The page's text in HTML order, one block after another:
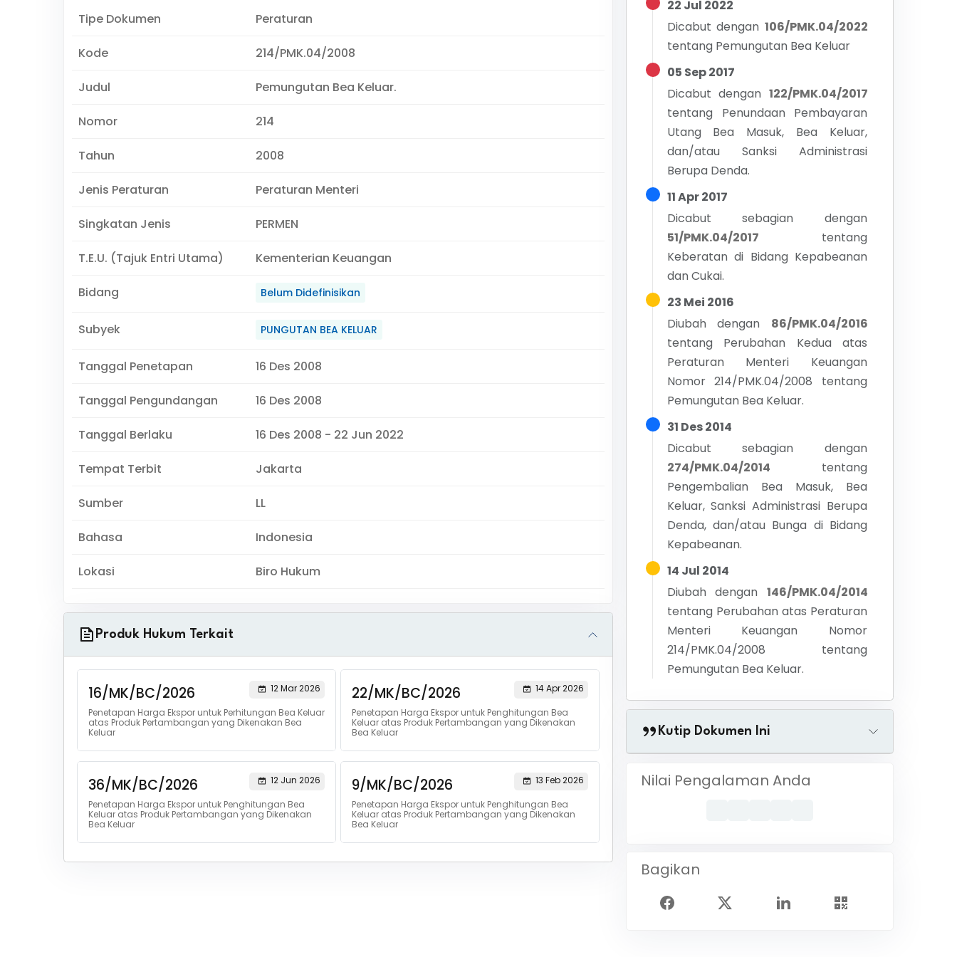
Tipe Dokumen Peraturan
Kode 214/PMK.04/2008
Judul Pemungutan Bea Keluar.
Nomor 214
Tahun 2008
Jenis Peraturan Peraturan Menteri
Singkatan Jenis PERMEN
T.E.U. (Tajuk Entri Utama) Kementerian Keuangan
Bidang Belum Didefinisikan
Subyek PUNGUTAN BEA KELUAR
Tanggal Penetapan 16 Des 2008
Tanggal Pengundangan 16 Des 2008
Tanggal Berlaku 16 Des 2008 - 22 Jun 2022
Tempat Terbit Jakarta
Sumber LL
Bahasa Indonesia
Lokasi Biro Hukum
Produk Hukum Terkait
16/MK/BC/2026
12 Mar 2026
Penetapan Harga Ekspor untuk Perhitungan Bea Keluar
atas Produk Pertambangan yang Dikenakan Bea
Keluar
22/MK/BC/2026
14 Apr 2026
Penetapan Harga Ekspor untuk Penghitungan Bea
Keluar atas Produk Pertambangan yang Dikenakan
Bea Keluar
36/MK/BC/2026
12 Jun 2026
Penetapan Harga Ekspor untuk Penghitungan Bea
Keluar atas Produk Pertambangan yang Dikenakan
Bea Keluar
9/MK/BC/2026
13 Feb 2026
Penetapan Harga Ekspor untuk Penghitungan Bea
Keluar atas Produk Pertambangan yang Dikenakan
Bea Keluar
22 Jul 2022
Dicabut dengan 106/PMK.04/2022
tentang Pemungutan Bea Keluar
05 Sep 2017
Dicabut dengan 122/PMK.04/2017
tentang Penundaan Pembayaran
Utang Bea Masuk, Bea Keluar,
dan/atau Sanksi Administrasi
Berupa Denda.
11 Apr 2017
Dicabut sebagian dengan
51/PMK.04/2017
tentang
Keberatan di Bidang Kepabeanan
dan Cukai.
23 Mei 2016
Diubah dengan
86/PMK.04/2016
tentang Perubahan Kedua atas
Peraturan Menteri Keuangan
Nomor 214/PMK.04/2008 tentang
Pemungutan Bea Keluar.
31 Des 2014
Dicabut sebagian dengan
274/PMK.04/2014
tentang
Pengembalian Bea Masuk, Bea
Keluar, Sanksi Administrasi Berupa
Denda, dan/atau Bunga di Bidang
Kepabeanan.
14 Jul 2014
Diubah dengan 146/PMK.04/2014
tentang Perubahan atas Peraturan
Menteri Keuangan Nomor
214/PMK.04/2008 tentang
Pemungutan Bea Keluar.
Kutip Dokumen Ini
Nilai Pengalaman Anda
Bagikan